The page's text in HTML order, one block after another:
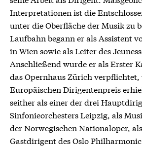
Interpretationen ist die
unter die Oberfläche der Musik zu
Laufbahn begann er als Assistent
in Wien sowie als Leiter des
Anschließend wurde er als Erster
das Opernhaus Zürich verpflichtet,
Europäischen Dirigentenpreis
seither als einer der drei
Sinfonieorchesters Leipzig, als
der Norwegischen Nationaloper,
Gastdirigent des Oslo